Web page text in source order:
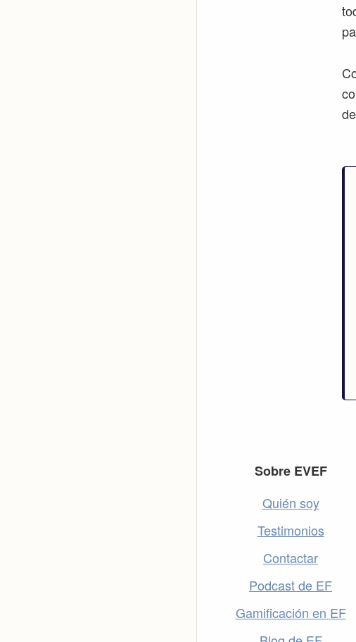
FooterSobre EVEF
Quién soy
Testimonios
Contactar
Podcast de EF
Gamificación en EF